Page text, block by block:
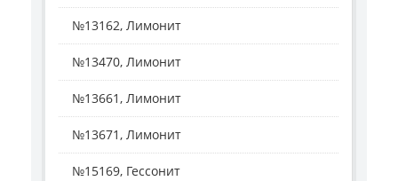
№13162, Лимонит
№13470, Лимонит
№13661, Лимонит
№13671, Лимонит
№15169, Гессонит